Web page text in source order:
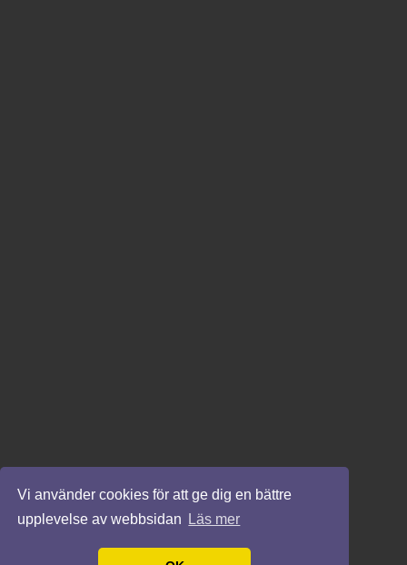
Vi använder cookies för att ge dig en bättre
upplevelse av webbsidan
Läs mer